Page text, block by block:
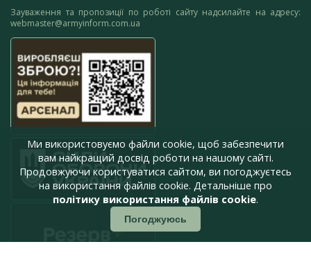
Зауваження та пропозиції по роботі сайту надсилайте на адресу:
webmaster@armyinform.com.ua
Ми використовуємо файли cookie, щоб забезпечити
вам найкращий досвід роботи на нашому сайті.
Продовжуючи користуватися сайтом, ви погоджуєтесь
на використання файлів cookie. Детальніше про
політику використання файлів cookie.
Погоджуюсь